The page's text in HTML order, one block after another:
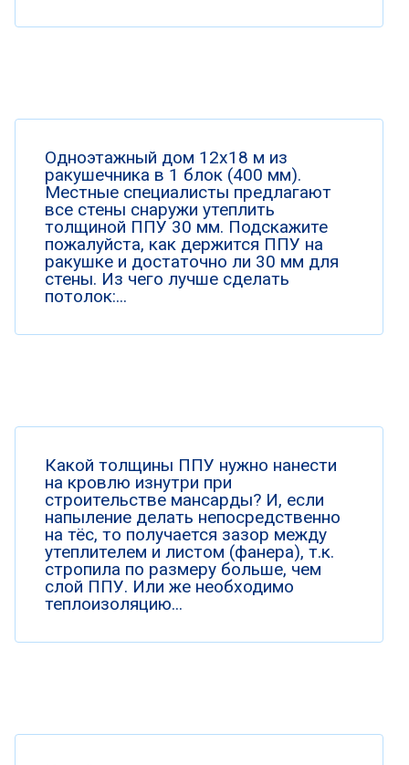
Одноэтажный дом 12х18 м из
ракушечника в 1 блок (400 мм).
Местные специалисты предлагают
все стены снаружи утеплить
толщиной ППУ 30 мм. Подскажите
пожалуйста, как держится ППУ на
ракушке и достаточно ли 30 мм для
стены. Из чего лучше сделать
потолок:...
Какой толщины ППУ нужно нанести
на кровлю изнутри при
строительстве мансарды? И, если
напыление делать непосредственно
на тёс, то получается зазор между
утеплителем и листом (фанера), т.к.
стропила по размеру больше, чем
слой ППУ. Или же необходимо
теплоизоляцию...